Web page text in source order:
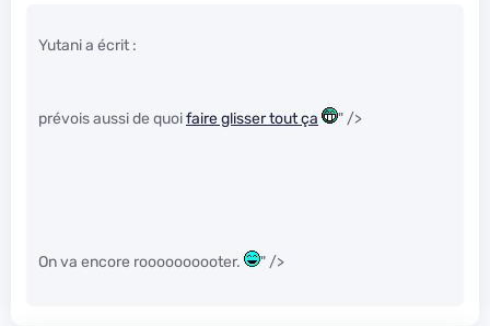
Yutani a écrit :
prévois aussi de quoifaire glisser tout ça " />
On va encore roooooooooter. " />